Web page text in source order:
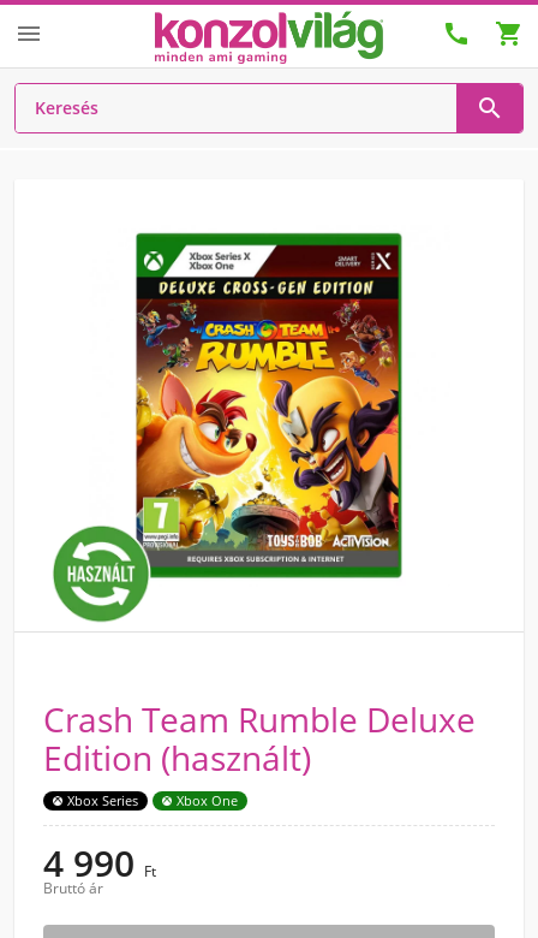
  

Crash Team Rumble Deluxe
Edition (használt)
Xbox Series Xbox One
4 990 Ft
Bruttó ár